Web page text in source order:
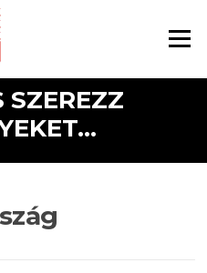
Menü
SZEREZZ